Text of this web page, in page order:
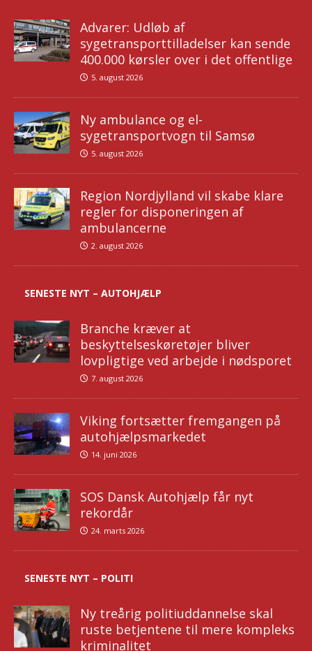
Advarer: Udløb af
sygetransporttilladelser kan sende
400.000 kørsler over i det offentlige
5. august 2026
Ny ambulance og el-
sygetransportvogn til Samsø
5. august 2026
Region Nordjylland vil skabe klare
regler for disponeringen af
ambulancerne
2. august 2026
SENESTE NYT – AUTOHJÆLP
Branche kræver at
beskyttelseskøretøjer bliver
lovpligtige ved arbejde i nødsporet
7. august 2026
Viking fortsætter fremgangen på
autohjælpsmarkedet
14. juni 2026
SOS Dansk Autohjælp får nyt
rekordår
24. marts 2026
SENESTE NYT – POLITI
Ny treårig politiuddannelse skal
ruste betjentene til mere kompleks
kriminalitet